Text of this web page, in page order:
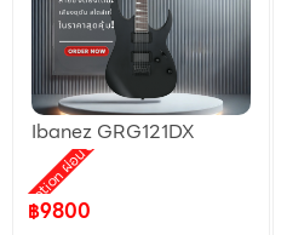
Ibanez GRG121DX
Promotion ผ่อน 0%
฿9800